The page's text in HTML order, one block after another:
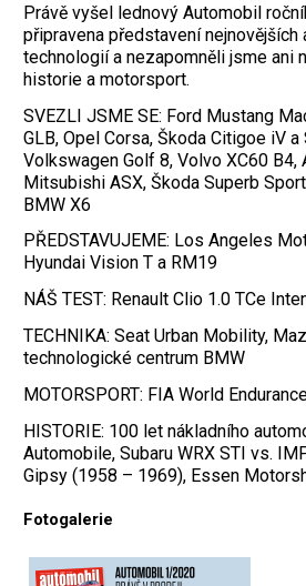
Právě vyšel lednový Automobil
připravena představení nejnovějších
technologií a nezapomněli jsme ani
historie a motorsport.
SVEZLI JSME SE: Ford Mustang
GLB, Opel Corsa, Škoda Citigoe iV a
Volkswagen Golf 8, Volvo XC60 B4,
Mitsubishi ASX, Škoda Superb
BMW X6
PŘEDSTAVUJEME: Los Angeles
Hyundai Vision T a RM19
NÁŠ TEST: Renault Clio 1.0 TCe
TECHNIKA: Seat Urban Mobility,
technologické centrum BMW
MOTORSPORT: FIA World
HISTORIE: 100 let nákladního
Automobile, Subaru WRX STI vs.
Gipsy (1958 – 1969), Essen
Fotogalerie